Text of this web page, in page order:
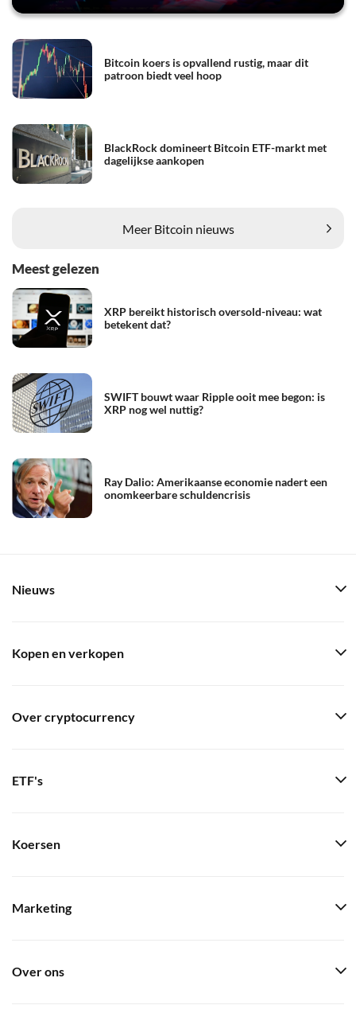
Bitcoin koers is opvallend rustig, maar dit
patroon biedt veel hoop
BlackRock domineert Bitcoin ETF-markt met
dagelijkse aankopen
Meer Bitcoin nieuws
Meest gelezen
XRP bereikt historisch oversold-niveau: wat
betekent dat?
SWIFT bouwt waar Ripple ooit mee begon: is
XRP nog wel nuttig?
Ray Dalio: Amerikaanse economie nadert een
onomkeerbare schuldencrisis
Nieuws
Kopen en verkopen
Over cryptocurrency
ETF's
Koersen
Marketing
Over ons